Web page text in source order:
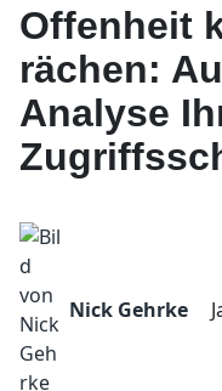
Offenheit
rächen:
Analyse
Nick Gehrke